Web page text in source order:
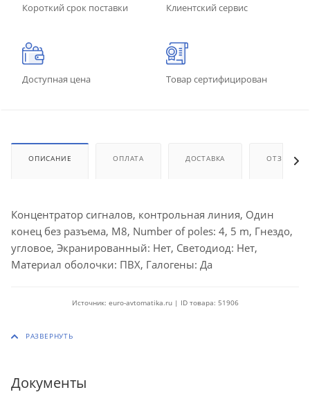
Короткий срок поставки Клиентский сервис
Доступная цена Товар сертифицирован
ОПИСАНИЕ ОПЛАТА ДОСТАВКА ОТЗЫВЫ
Концентратор сигналов, контрольная линия, Один
конец без разъема, M8, Number of poles: 4, 5 m, Гнездо,
угловое, Экранированный: Нет, Светодиод: Нет,
Материал оболочки: ПВХ, Галогены: Да
Источник: euro-avtomatika.ru | ID товара: 51906
Документы